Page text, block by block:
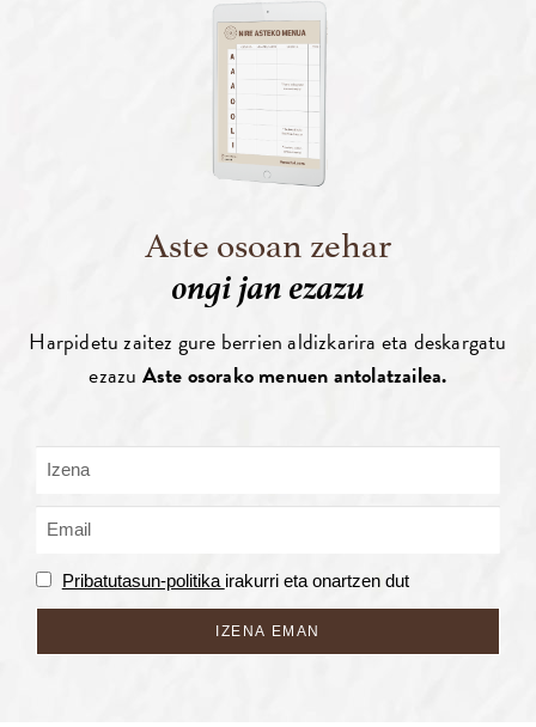
Aste osoan zehar
ongi jan ezazu
Harpidetu zaitez gure berrien aldizkarira eta deskargatu
ezazu Aste osorako menuen antolatzailea.
Pribatutasun-politika irakurri eta onartzen dut
IZENA EMAN